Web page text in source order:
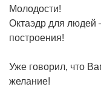
Молодости!
Октаэдр для людей
построения!
Уже говорил, что
желание!